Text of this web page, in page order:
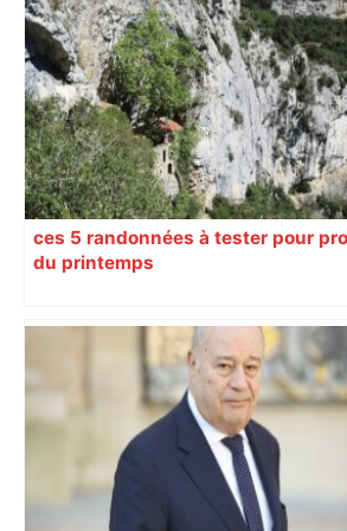
ces 5 randonnées à tester pour
du printemps